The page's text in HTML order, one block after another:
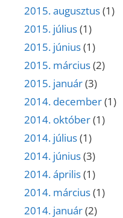
2015. augusztus(1)
2015. július(1)
2015. június(1)
2015. március(2)
2015. január(3)
2014. december(1)
2014. október(1)
2014. július(1)
2014. június(3)
2014. április(1)
2014. március(1)
2014. január(2)